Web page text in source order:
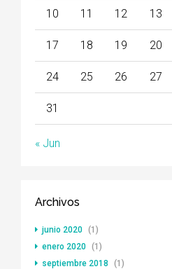
10 11 12 13
17 18 19 20
24 25 26 27
31
« Jun
Archivos
junio 2020 (1)
enero 2020 (1)
septiembre 2018
(1)